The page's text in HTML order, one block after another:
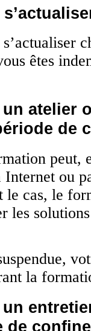
êtes
atelier
de
peut,
ou
le cas, le
les
la
de